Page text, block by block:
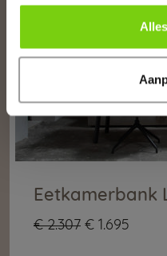
Eetkamerbank
€ 2.307 € 1.695